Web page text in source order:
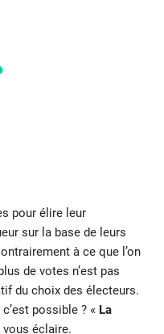
pour élire leur
sur la base de leurs
à ce que l’on
de votes n’est pas
du choix des électeurs.
possible ? « La
vous éclaire.